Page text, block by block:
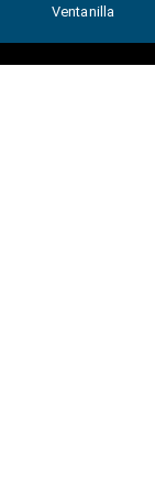
Ventanilla